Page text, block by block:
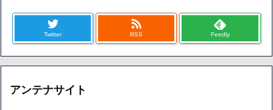
Twitter RSS Feedly
アンテナサイト